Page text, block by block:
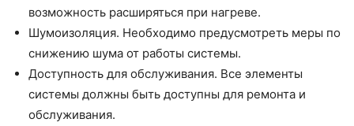
возможность расширяться при нагреве.
Шумоизоляция. Необходимо предусмотреть меры по
снижению шума от работы системы.
Доступность для обслуживания. Все элементы
системы должны быть доступны для ремонта и
обслуживания.